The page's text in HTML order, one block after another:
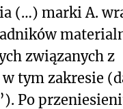
(…) marki A.
związanych z
w tym zakresie
Po